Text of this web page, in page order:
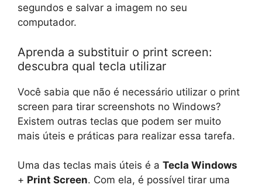
segundos e salvar a imagem no seu
computador.
Aprenda a substituir o print screen:
descubra qual tecla utilizar
Você sabia que não é necessário utilizar o print
screen para tirar screenshots no Windows?
Existem outras teclas que podem ser muito
mais úteis e práticas para realizar essa tarefa.
Uma das teclas mais úteis é a Tecla Windows
+ Print Screen. Com ela, é possível tirar uma